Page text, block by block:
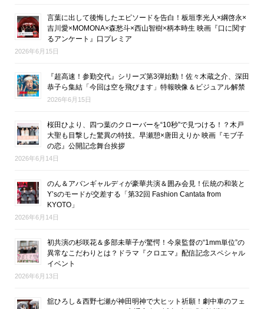
言葉に出して後悔したエピソードを告白！板垣李光人×綱啓永×
吉川愛×MOMONA×森愁斗×西山智樹×柄本時生 映画『口に関す
るアンケート』口プレミア
2026年6月15日
『超高速！参勤交代』シリーズ第3弾始動！佐々木蔵之介、深田
恭子ら集結「今回は空を飛びます」特報映像＆ビジュアル解禁
2026年6月15日
桜田ひより、四つ葉のクローバーを“10秒”で見つける！？木戸
大聖も目撃した驚異の特技。早瀬憩×唐田えりか 映画『モブ子
の恋』公開記念舞台挨拶
2026年6月14日
のん＆アバンギャルディが豪華共演＆囲み会見！伝統の和装と
Y’sのモードが交差する「第32回 Fashion Cantata from
KYOTO」
2026年6月14日
初共演の杉咲花＆多部未華子が驚愕！今泉監督の“1mm単位”の
異常なこだわりとは？ドラマ『クロエマ』配信記念スペシャル
イベント
2026年6月13日
舘ひろし＆西野七瀬が神田明神で大ヒット祈願！劇中車のフェ